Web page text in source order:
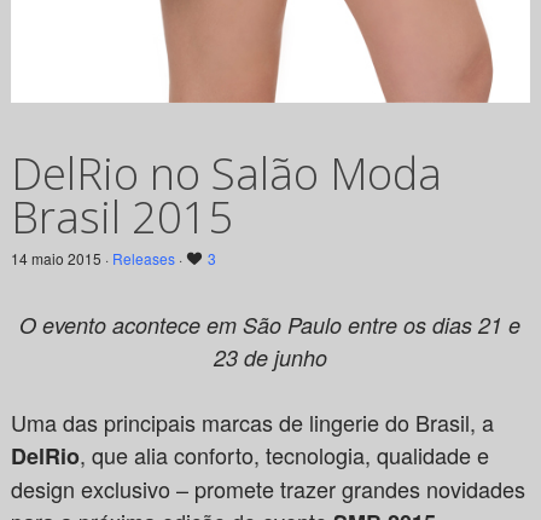
DelRio no Salão Moda
Brasil 2015
14 maio 2015 · Releases· 3
O evento acontece em São Paulo entre os dias 21 e
23 de junho
Uma das principais marcas de lingerie do Brasil, a
DelRio, que alia conforto, tecnologia, qualidade e
design exclusivo – promete trazer grandes novidades